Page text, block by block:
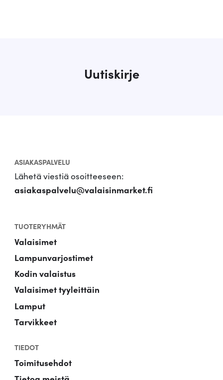
Uutiskirje
ASIAKASPALVELU
Lähetä viestiä osoitteeseen:
asiakaspalvelu@valaisinmarket.fi
TUOTERYHMÄT
Valaisimet
Lampunvarjostimet
Kodin valaistus
Valaisimet tyyleittäin
Lamput
Tarvikkeet
TIEDOT
Toimitusehdot